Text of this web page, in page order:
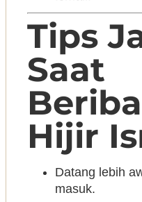
Tips
Saat
Hijir
Datang lebih
masuk.